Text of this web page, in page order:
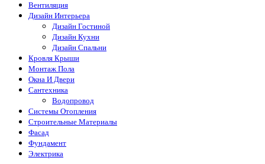
Вентиляция
Дизайн Интерьера
Дизайн Гостиной
Дизайн Кухни
Дизайн Спальни
Кровля Крыши
Монтаж Пола
Окна И Двери
Сантехника
Водопровод
Системы Отопления
Строительные Материалы
Фасад
Фундамент
Электрика